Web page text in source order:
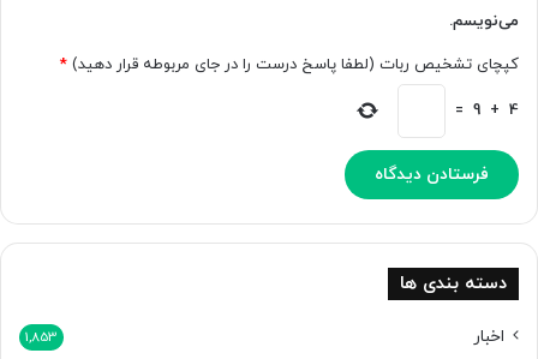
ن
ی‌
د
می‌نویسم.
کپچای تشخیص ربات (لطفا پاسخ درست را در جای مربوطه قرار دهید) *
4
+
9
=
دسته بندی ها
اخبار 1,853